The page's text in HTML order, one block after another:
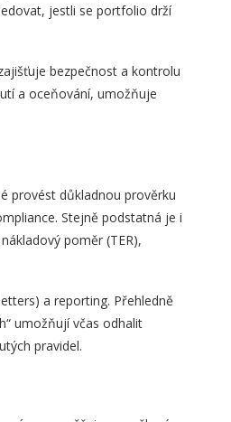
jestli se portfolio drží
bezpečnost a kontrolu
a oceňování, umožňuje
provést důkladnou prověrku
Stejně podstatná je i
poměr (TER),
a reporting. Přehledně
umožňují včas odhalit
pravidel.